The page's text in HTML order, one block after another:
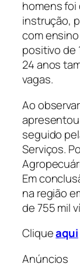
homens foi
instrução,
com
positivo de
24 anos
vagas.
Ao
seguido
Serviços.
Em
na região
de 755 mil
Cliqueaqui
Anúncios